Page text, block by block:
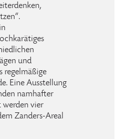
und
regelmäßige
Eine Ausstellung
namhafter
werden vier
Zanders-Areal